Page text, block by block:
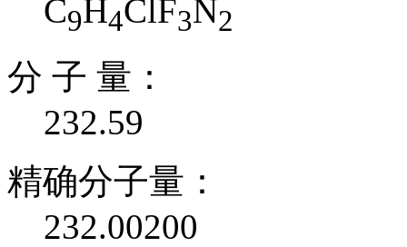
C9H4ClF3N2
分 子 量：
232.59
精确分子量：
232.00200